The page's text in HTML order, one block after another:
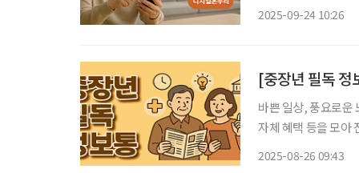
2025-09-24 10:26
[중장년 필독 정
바쁜 일상, 풍요로운
자체 혜택 등을 모아 전달 드립니다. “상생페이백 +
2025-08-26 09:43